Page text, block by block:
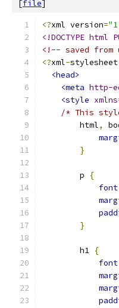
[file]
<?xml version=
<!DOCTYPE
<!-- saved from
<?xml-
<head>
<meta http-
<style xmlns
/* This
        html
,
}
        p
{
font
}
        h1
{
font